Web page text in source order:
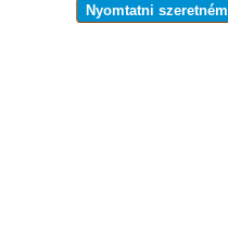
Nyomtatni szeretném